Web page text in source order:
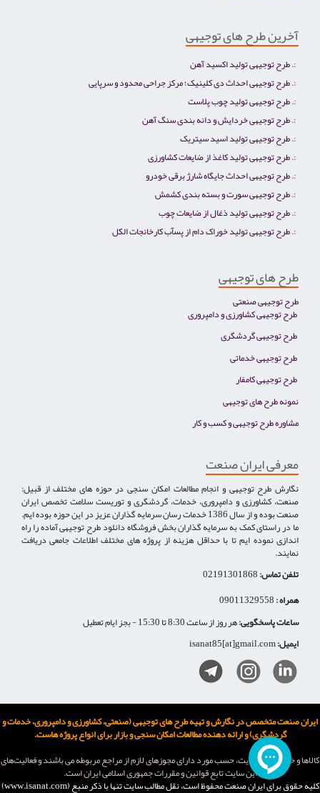
آخرین طرح های توجیهی
طرح توجیهی تولید اکسید آهن
طرح توجیهی احداث دی کلینیک؛ مرکز جراحی محدود و سرپایی
طرح توجیهی تولید چوب پلاست
طرح توجیهی خردایش و دانه بندی سنگ آهن
طرح توجیهی تولید اسید سیتریک
طرح توجیهی تولید کاغذ از ضایعات کشاورزی
طرح توجیهی احداث جایگاه شارژ برقی خودرو
طرح توجیهی سورت و بسته بندی کشمش
طرح توجیهی تولید ذغال از ضایعات چوب
طرح توجیهی تولید خوراک دام از پسآب کارخانجات الکل
طرح های توجیهی
طرح توجیهی صنعتی
طرح توجیهی کشاورزی و دامپروری
طرح توجیهی گردشگری
طرح توجیهی خدماتی
طرح توجیهی کامفار
نمونه طرح های توجیهی
مشاوره طرح توجیهی و کسب و کار
معرفی ایران صنعت
نگارش طرح توجیهی و انجام مطالعات امکان سنجی در حوزه های مختلف از قبیل:
صنعت، کشاورزی و دامپروری، خدمات، گردشگری و توریست سلامت تخصص ایران
صنعت بوده و از سال 1386 خدمات رسان سرمایه گذاران عزیز در این حوزه بوده ایم.
ما در راستای کمک به سرمایه گذاران بخش فروشگاه دانلود طرح توجیهی آماده را راه
اندازی نموده ایم تا با حداقل هزینه از پروژه های مختلف اطلاعات جامعی دریافت
نمایند.
تلفن تماس:
همراه :
ساعات پاسخگویی:هر روز از ساعت 8:30 تا 15:30 - بجز ایام تعطیل
ایمیل:
ایران صنعت متخصص در نگارش و تهیه طرح های توجیهی (صنعتی، کشاورزی و دامپروری، خدمات و
گردشگری) و ارائه دهنده مطالعات امکان سنجی و بازار برای انواع پروژه هاست.
كالاها و خدمات اين سایت، حسب مورد دارای مجوزهای لازم از مراجع مربوطه می باشند و فعاليت‌های
اين سايت تابع قوانين و مقررات جمهوری اسلامی ايران است.
کلیه حقوق برای ایران صنعت محفوظ است، نقل مطالب سايت تنها با ذکر منبع (www.isanat.com)